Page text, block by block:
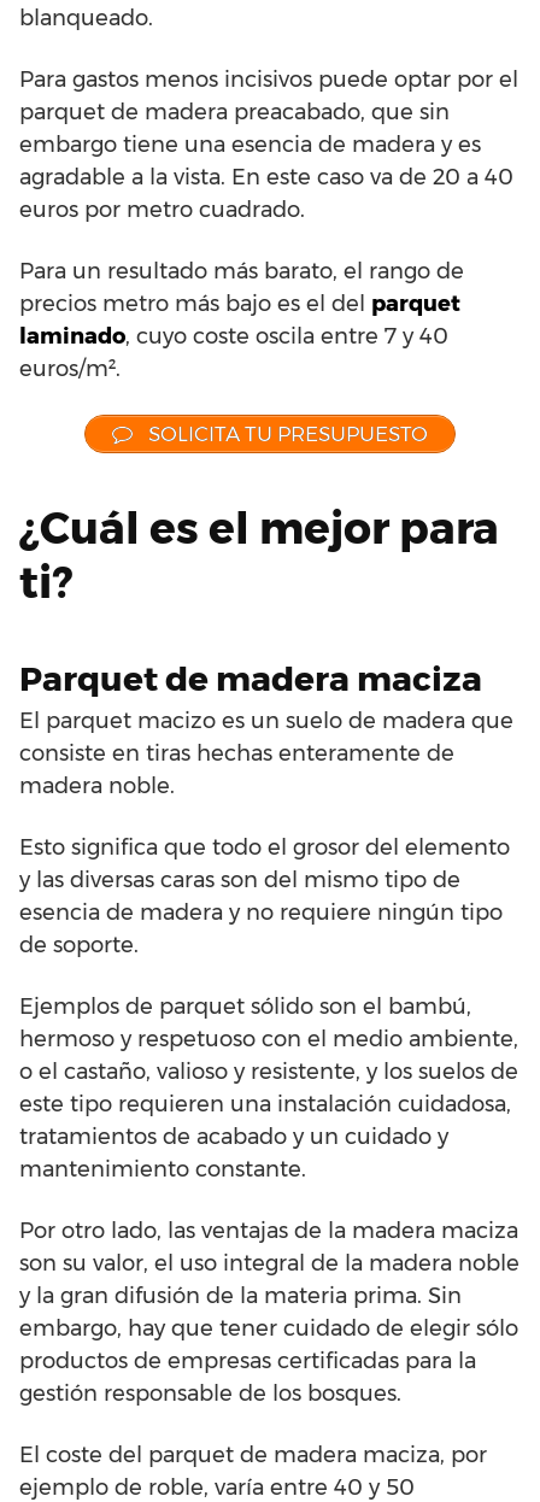
blanqueado.
Para gastos menos incisivos puede optar por el
parquet de madera preacabado, que sin
embargo tiene una esencia de madera y es
agradable a la vista. En este caso va de 20 a 40
euros por metro cuadrado.
Para un resultado más barato, el rango de
precios metro más bajo es el del parquet
laminado, cuyo coste oscila entre 7 y 40
euros/m².
SOLICITA TU PRESUPUESTO
¿Cuál es el mejor para
ti?
Parquet de madera maciza
El parquet macizo es un suelo de madera que
consiste en tiras hechas enteramente de
madera noble.
Esto significa que todo el grosor del elemento
y las diversas caras son del mismo tipo de
esencia de madera y no requiere ningún tipo
de soporte.
Ejemplos de parquet sólido son el bambú,
hermoso y respetuoso con el medio ambiente,
o el castaño, valioso y resistente, y los suelos de
este tipo requieren una instalación cuidadosa,
tratamientos de acabado y un cuidado y
mantenimiento constante.
Por otro lado, las ventajas de la madera maciza
son su valor, el uso integral de la madera noble
y la gran difusión de la materia prima. Sin
embargo, hay que tener cuidado de elegir sólo
productos de empresas certificadas para la
gestión responsable de los bosques.
El coste del parquet de madera maciza, por
ejemplo de roble, varía entre 40 y 50